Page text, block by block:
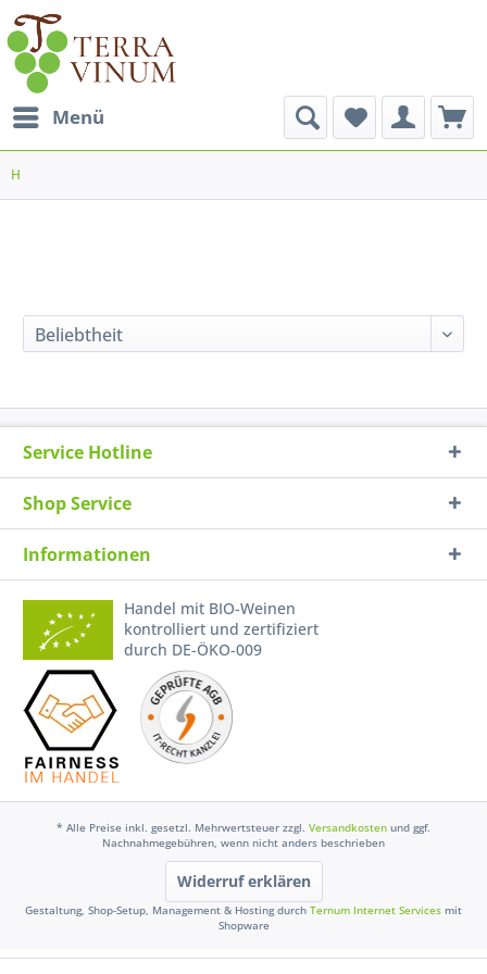
Menü
H
Service Hotline
Shop Service
Informationen
Handel mit BIO-Weinen
kontrolliert und zertifiziert
durch DE-ÖKO-009
* Alle Preise inkl. gesetzl. Mehrwertsteuer zzgl. Versandkosten und ggf.
Nachnahmegebühren, wenn nicht anders beschrieben
Widerruf erklären
Gestaltung, Shop-Setup, Management & Hosting durch Ternum Internet Services mit
Shopware